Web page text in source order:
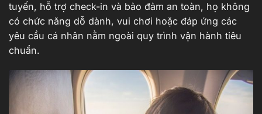
tuyến, hỗ trợ check-in và bảo đảm an toàn, họ không
có chức năng dỗ dành, vui chơi hoặc đáp ứng các
yêu cầu cá nhân nằm ngoài quy trình vận hành tiêu
chuẩn.